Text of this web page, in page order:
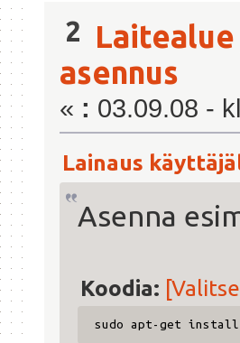
2 Laitealue
asennus
« : 03.09.08 -
Lainaus
Asenna
Koodia:
sudo apt-get install